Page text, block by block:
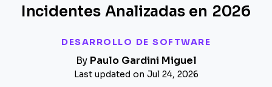
DESARROLLO DE SOFTWARE
Incidentes Analizadas en 2026
By Paulo Gardini Miguel
Last updated on Jul 24, 2026